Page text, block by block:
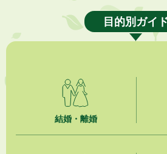
熱中症対策「クーリングシェルター」の設置
2026年8月6日
「お茶を知る・体験する講座」を開催します
2026年8月5日
目的別ガイ
結婚・離婚